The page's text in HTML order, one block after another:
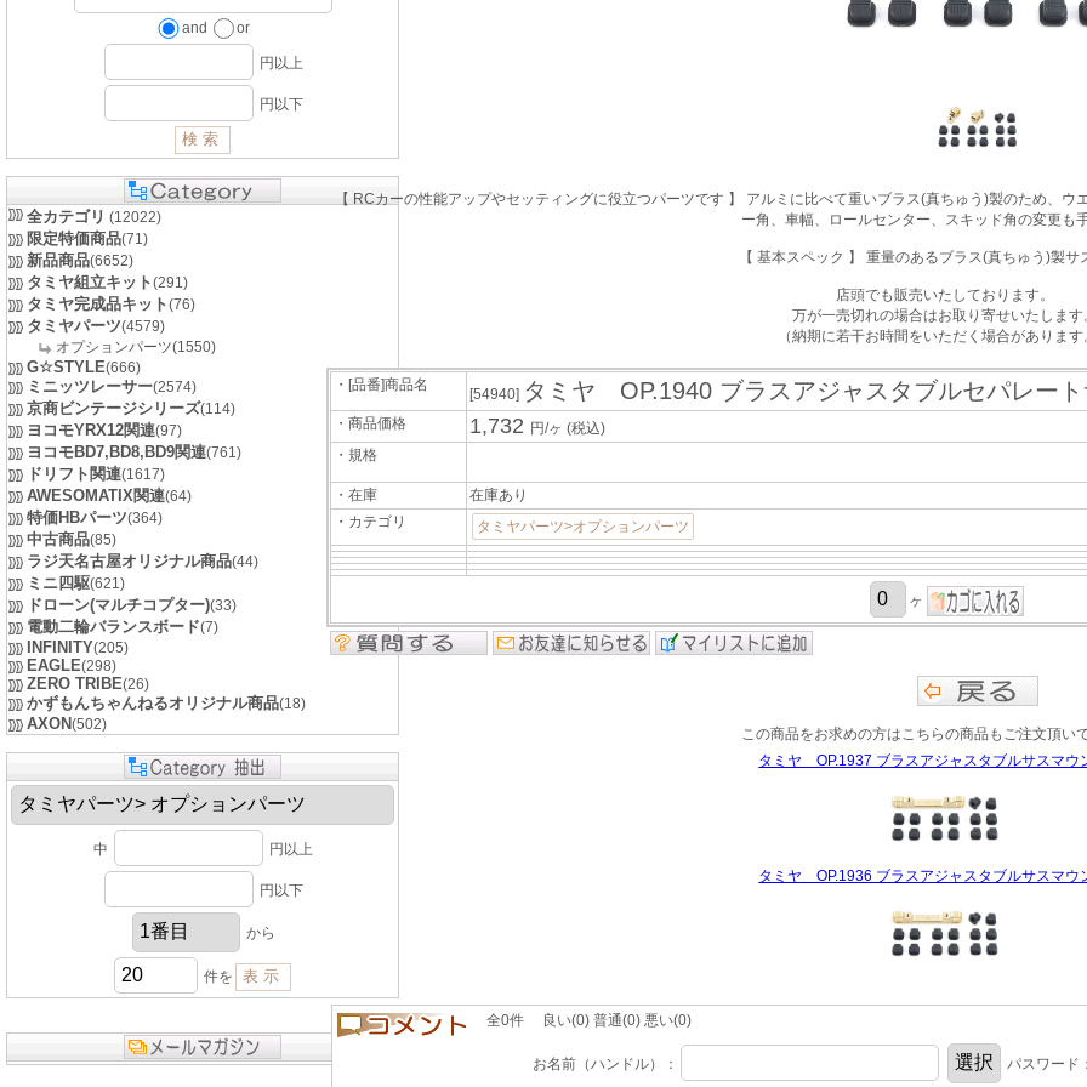
and or
円以上
円以下
全カテゴリ (12022)
限定特価商品(71)
新品商品(6652)
タミヤ組立キット(291)
タミヤ完成品キット(76)
タミヤパーツ(4579)
オプションパーツ(1550)
G☆STYLE(666)
ミニッツレーサー(2574)
京商ビンテージシリーズ(114)
ヨコモYRX12関連(97)
ヨコモBD7,BD8,BD9関連(761)
ドリフト関連(1617)
AWESOMATIX関連(64)
特価HBパーツ(364)
中古商品(85)
ラジ天名古屋オリジナル商品(44)
ミニ四駆(621)
ドローン(マルチコプター)(33)
電動二輪バランスボード(7)
INFINITY(205)
EAGLE(298)
ZERO TRIBE(26)
かずもんちゃんねるオリジナル商品(18)
AXON(502)
中 円以上
円以下
から
件を
【 RCカーの性能アップやセッティングに役立つパーツです 】 アルミに比べて重いブラス(真ちゅう)製のため、
ー角、車幅、ロールセンター、スキッド角の変更も
【 基本スペック 】 重量のあるブラス(真ちゅう)製サ
店頭でも販売いたしております。
万が一売切れの場合はお取り寄せいたします
（納期に若干お時間をいただく場合があります
・[品番]商品名
[54940] タミヤ OP.1940 ブラスアジャスタブルセパレー
・商品価格 1,732 円/ヶ (税込)
・規格
・在庫
在庫あり
・カテゴリ
タミヤパーツ>オプションパーツ
ヶ
この商品をお求めの方はこちらの商品もご注文頂い
タミヤ OP.1937 ブラスアジャスタブルサスマウ
タミヤ OP.1936 ブラスアジャスタブルサスマウ
全0件 良い(0) 普通(0) 悪い(0)
お名前（ハンドル）： パスワード：